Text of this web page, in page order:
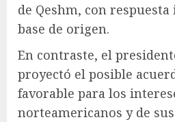
de Qeshm, con
base de origen.
En contraste, el
proyectó el posible
favorable para los
norteamericanos y de